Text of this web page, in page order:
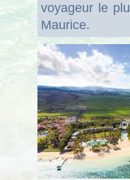
voyageur le
Maurice.